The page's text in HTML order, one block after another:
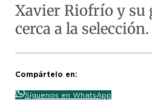
Xavier Riofrío y su
cerca a la selección.
Compártelo en:
Síguenos en WhatsApp